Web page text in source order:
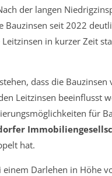
der langen
Bauzinsen seit 2022
in kurzer Zeit
dass die
Leitzinsen beeinflusst
für
hat.
einem Darlehen in Höhe